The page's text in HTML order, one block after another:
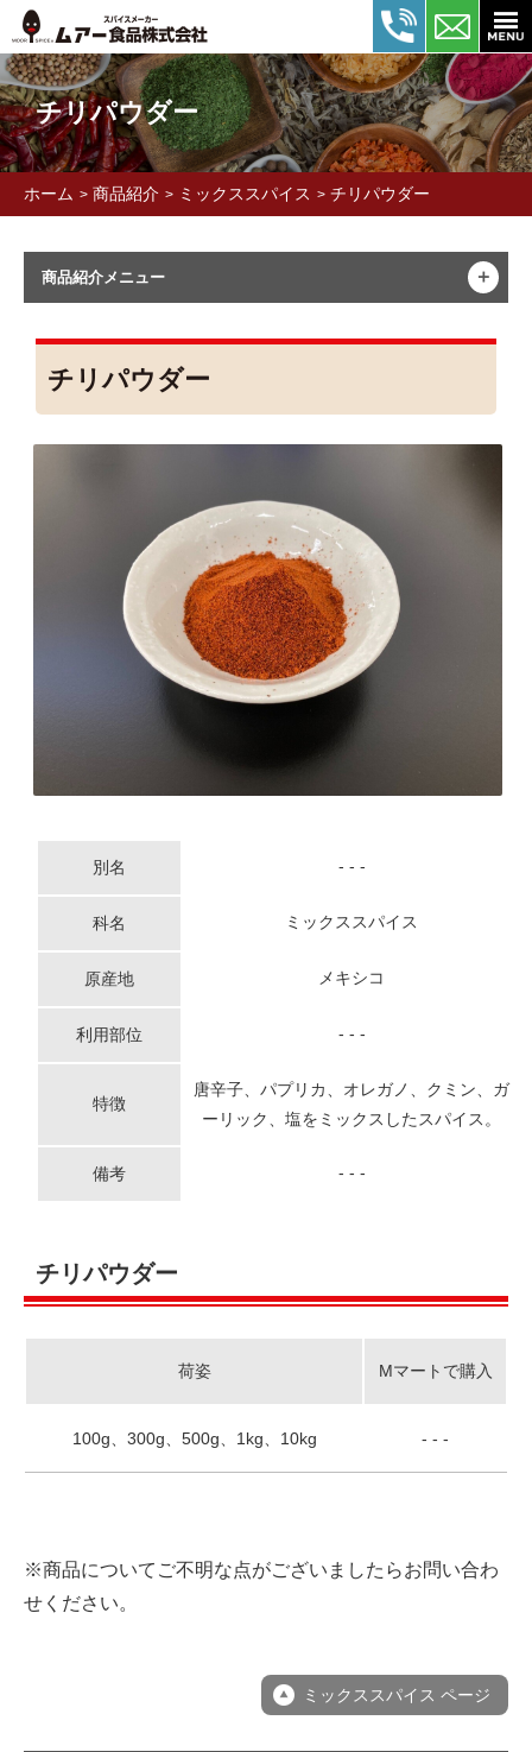
チリパウダー
ホーム > 商品紹介 > ミックススパイス > チリパウダー
商品紹介メニュー ＋
チリパウダー
別名 - - -
科名 ミックススパイス
原産地 メキシコ
利用部位 - - -
特徴
唐辛子、パプリカ、オレガノ、クミン、ガ
ーリック、塩をミックスしたスパイス。
備考 - - -
チリパウダー
荷姿 Mマートで購入
100g、300g、500g、1kg、10kg - - -
※商品についてご不明な点がございましたらお問い合わ
せください。
ミックススパイス ページ